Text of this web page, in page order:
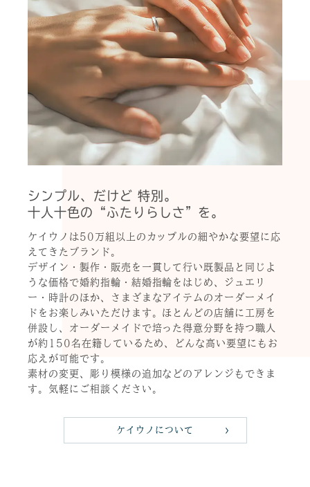
シンプル、だけど 特別。
十人十色の“ふたりらしさ”を。
ケイウノは50万組以上のカップルの細やかな要望に応
えてきたブランド。
デザイン・製作・販売を一貫して行い既製品と同じよ
うな価格で婚約指輪・結婚指輪をはじめ、ジュエリ
ー・時計のほか、さまざまなアイテムのオーダーメイ
ドをお楽しみいただけます。ほとんどの店舗に工房を
併設し、オーダーメイドで培った得意分野を持つ職人
が約150名在籍しているため、どんな高い要望にもお
応えが可能です。
素材の変更、彫り模様の追加などのアレンジもできま
す。気軽にご相談ください。
ケイウノについて